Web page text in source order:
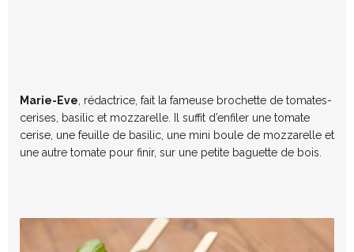
Marie-Eve, rédactrice, fait la fameuse brochette de tomates-
cerises, basilic et mozzarelle. Il suffit d’enfiler une tomate
cerise, une feuille de basilic, une mini boule de mozzarelle et
une autre tomate pour finir, sur une petite baguette de bois.